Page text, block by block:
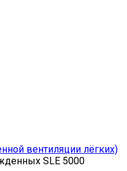
вентиляции лёгких)
SLE 5000